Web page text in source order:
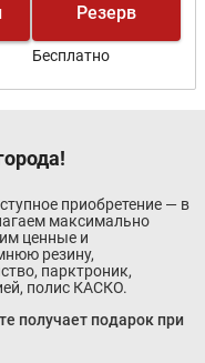
Резерв
Бесплатно
приобретение — в
максимально
ценные и
резину,
парктроник,
полис КАСКО.
получает подарок при